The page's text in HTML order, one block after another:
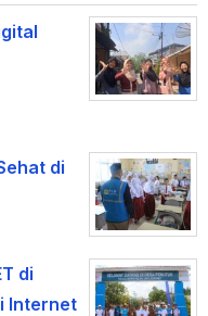
di
di
Internet